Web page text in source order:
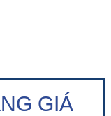
GIÁ